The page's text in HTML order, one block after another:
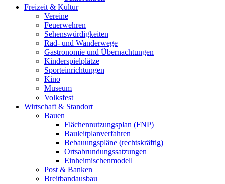
Freizeit & Kultur
Vereine
Feuerwehren
Sehenswürdigkeiten
Rad- und Wanderwege
Gastronomie und Übernachtungen
Kinderspielplätze
Sporteinrichtungen
Kino
Museum
Volksfest
Wirtschaft & Standort
Bauen
Flächennutzungsplan (FNP)
Bauleitplanverfahren
Bebauungspläne (rechtskräftig)
Ortsabrundungssatzungen
Einheimischenmodell
Post & Banken
Breitbandausbau